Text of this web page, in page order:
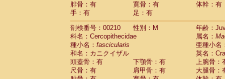
腓骨：有
寛骨：有
体幹：有
手：有
足：有
剖検番号：00210
性別：M
年齢：
科名：Cercopithecidae
属名：
種小名： fascicularis
亜種小名
和名：カニクイザル
英名：
頭蓋骨：有
下顎骨：有
上腕骨：
尺骨：有
肩甲骨：有
大腿骨：